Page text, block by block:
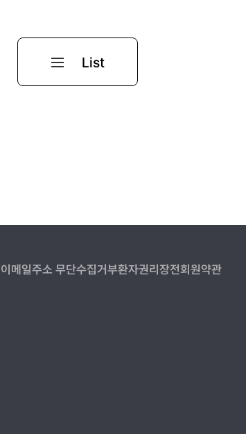
List
이메일주소 무단수집거부환자권리장전회원약관